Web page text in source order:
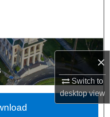
×
Switch to
desktopview
Network™